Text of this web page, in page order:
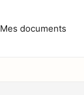
Mes documents